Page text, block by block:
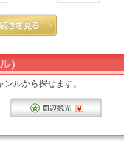
）
ルから探せます。